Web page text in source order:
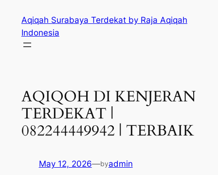
content
Aqiqah Surabaya Terdekat by Raja Aqiqah
Indonesia
AQIQOH DI KENJERAN
TERDEKAT |
082244449942 | TERBAIK
May 12, 2026—byadmin